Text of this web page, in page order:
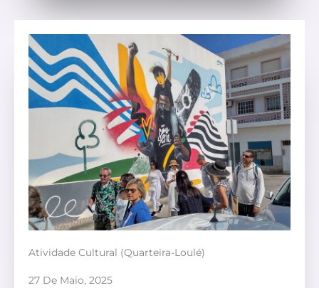
Atividade Cultural (Quarteira-Loulé)
27 De Maio, 2025